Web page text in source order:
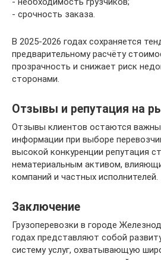
- срочность заказа.
В 2025-2026 годах сохраняется
предварительному расчёту
прозрачность и снижает риск
сторонами.
Отзывы и репутация на
Отзывы клиентов остаются
информации при выборе
высокой конкуренции репутация
нематериальным активом,
компаний и частных исполнителей.
Заключение
Грузоперевозки в городе
годах представляют собой
систему услуг, охватывающую